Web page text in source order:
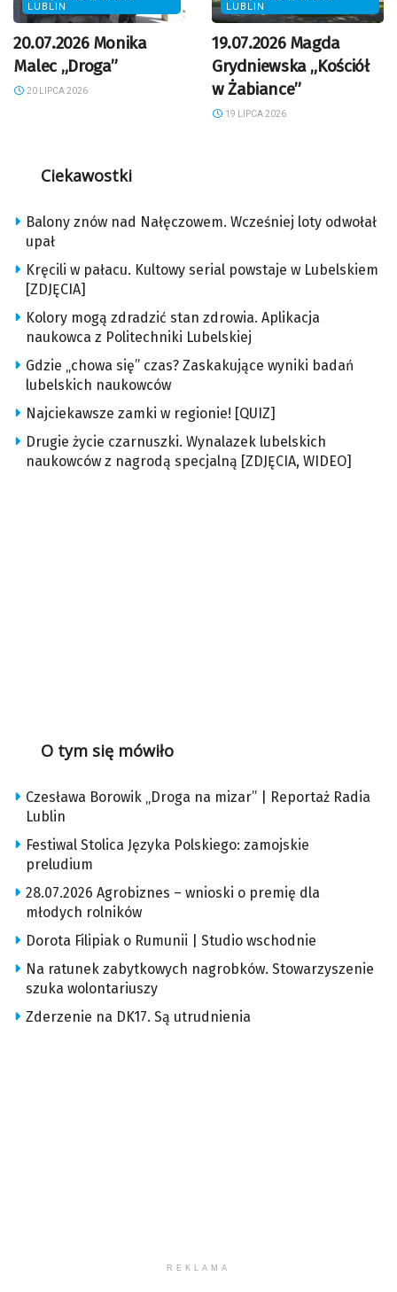
LUBLIN
20.07.2026 Monika
Malec „Droga”
20 LIPCA 2026
LUBLIN
19.07.2026 Magda
Grydniewska „Kościół
w Żabiance”
19 LIPCA 2026
Ciekawostki
Balony znów nad Nałęczowem. Wcześniej loty odwołał
upał
Kręcili w pałacu. Kultowy serial powstaje w Lubelskiem
[ZDJĘCIA]
Kolory mogą zdradzić stan zdrowia. Aplikacja
naukowca z Politechniki Lubelskiej
Gdzie „chowa się” czas? Zaskakujące wyniki badań
lubelskich naukowców
Najciekawsze zamki w regionie! [QUIZ]
Drugie życie czarnuszki. Wynalazek lubelskich
naukowców z nagrodą specjalną [ZDJĘCIA, WIDEO]
O tym się mówiło
Czesława Borowik „Droga na mizar” | Reportaż Radia
Lublin
Festiwal Stolica Języka Polskiego: zamojskie
preludium
28.07.2026 Agrobiznes – wnioski o premię dla
młodych rolników
Dorota Filipiak o Rumunii | Studio wschodnie
Na ratunek zabytkowych nagrobków. Stowarzyszenie
szuka wolontariuszy
Zderzenie na DK17. Są utrudnienia
REKLAMA